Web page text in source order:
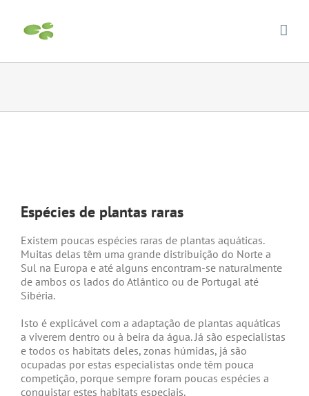
content
Image
Espécies de plantas raras
Existem poucas espécies raras de plantas aquáticas.
Muitas delas têm uma grande distribuição do Norte a
Sul na Europa e até alguns encontram-se naturalmente
de ambos os lados do Atlântico ou de Portugal até
Sibéria.
Isto é explicável com a adaptação de plantas aquáticas
a viverem dentro ou à beira da água. Já são especialistas
e todos os habitats deles, zonas húmidas, já são
ocupadas por estas especialistas onde têm pouca
competição, porque sempre foram poucas espécies a
conquistar estes habitats especiais.